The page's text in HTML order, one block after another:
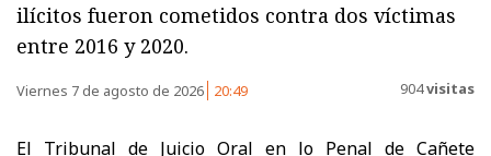
ilícitos fueron cometidos contra dos víctimas
entre 2016 y 2020.
Viernes 7 de agosto de 2026 20:49 904visitas
El Tribunal de Juicio Oral en lo Penal de Cañete